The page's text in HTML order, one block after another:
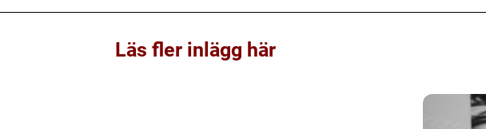
Läs fler inlägg här